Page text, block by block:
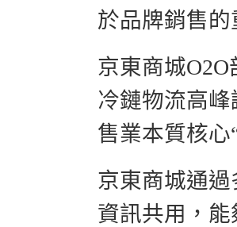
於品牌銷售
京東商城
冷鏈物流高
售業本質核心
京東商城通
資訊共用，